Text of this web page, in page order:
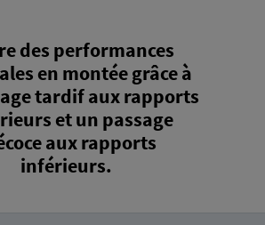
des performances
en montée grâce à
tardif aux rapports
et un passage
aux rapports
inférieurs.